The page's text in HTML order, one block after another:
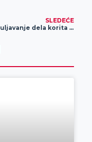
SLEDEĆE
Izmuljavanje dela korita starog Begeja na Carskoj bari